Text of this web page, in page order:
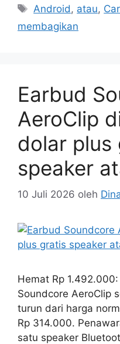
Tag
Android, atau,
membagikan
Earbud
AeroClip
dolar plus
speaker
10 Juli 2026 oleh
Hemat Rp
Soundcore AeroClip
turun dari harga
Rp 314.000.
satu speaker